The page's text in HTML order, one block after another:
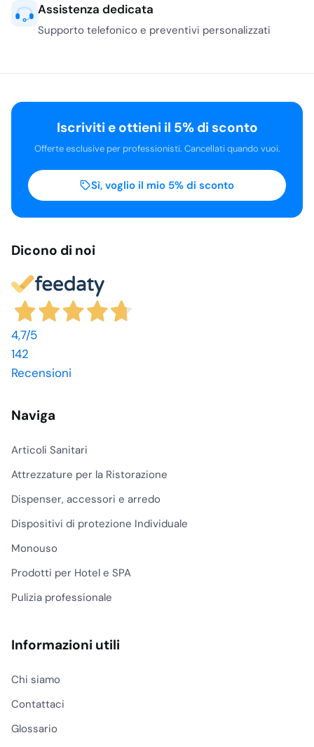
Assistenza dedicata
Supporto telefonico e preventivi personalizzati
Dicono di noi
4,7/5
142
Recensioni
Naviga
Articoli Sanitari
Attrezzature per la Ristorazione
Dispenser, accessori e arredo
Dispositivi di protezione Individuale
Monouso
Prodotti per Hotel e SPA
Pulizia professionale
Informazioni utili
Chi siamo
Contattaci
Glossario
Iscriviti e ottieni il 5% di sconto
Offerte esclusive per professionisti. Cancellati quando vuoi.
Sì, voglio il mio 5% di sconto